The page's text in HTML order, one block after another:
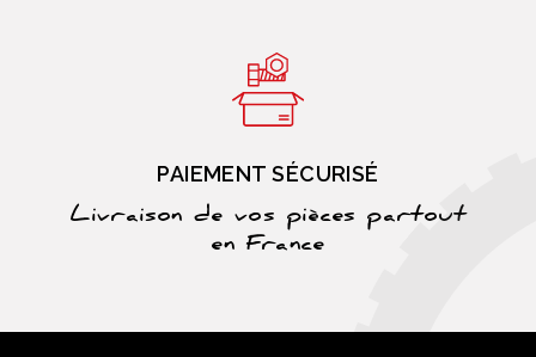
PAIEMENT SÉCURISÉ
Livraison de vos pièces partout
en France